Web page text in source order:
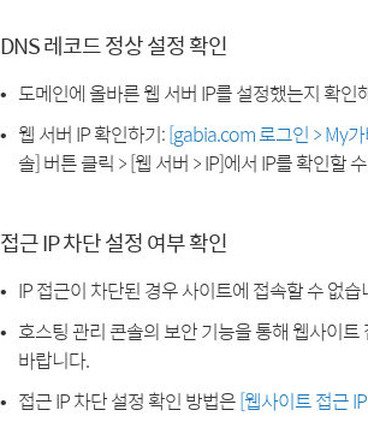
DNS 레코드 정상 설정 확인
도메인에 올바른 웹 서버 IP를 설정했는지 확인
웹 서버 IP 확인하기:[gabia.com 로그인 > My
솔] 버튼 클릭 > [웹 서버 > IP]에서 IP를 확인할
접근 IP 차단 설정 여부 확인
IP 접근이 차단된 경우 사이트에 접속할 수 없습
호스팅 관리 콘솔의 보안 기능을 통해 웹사이
바랍니다.
접근 IP 차단 설정 확인 방법은[웹사이트 접근